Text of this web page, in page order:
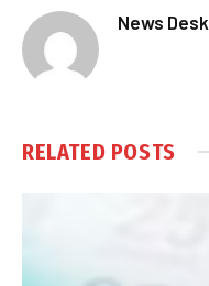
News Desk
RELATED POSTS